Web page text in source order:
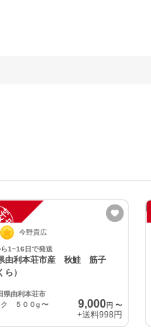
今野貴広
1~16日で発送
由利本荘市産 秋鮭 筋子
ら）
県由利本荘市
ク ５００g 〜 9,000円〜
+送料998円